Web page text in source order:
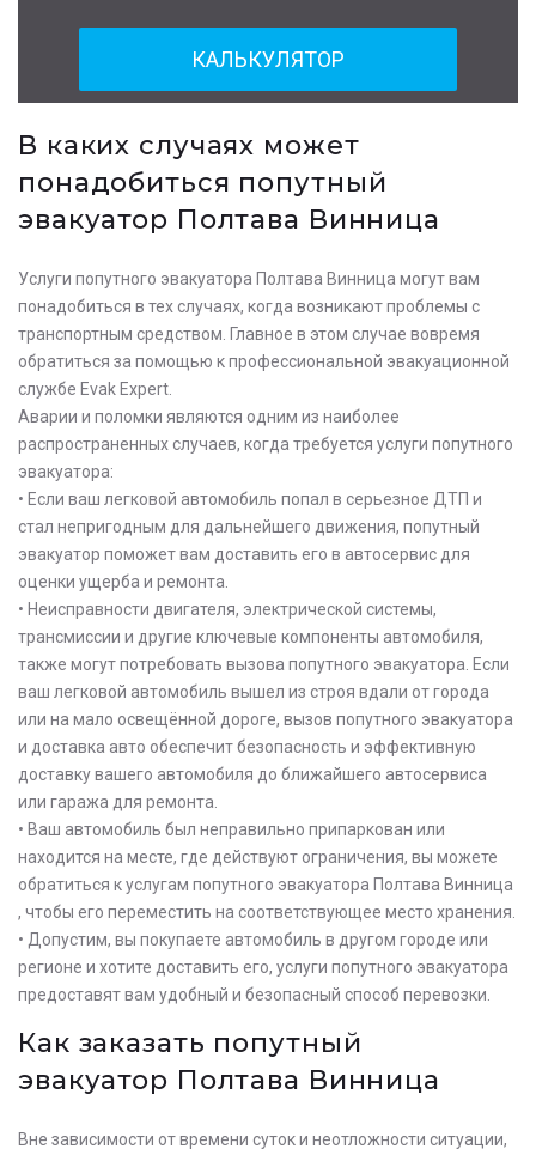
КАЛЬКУЛЯТОР
В каких случаях может
понадобиться попутный
эвакуатор Полтава Винница
Услуги попутного эвакуатора Полтава Винница могут вам
понадобиться в тех случаях, когда возникают проблемы с
транспортным средством. Главное в этом случае вовремя
обратиться за помощью к профессиональной эвакуационной
службе Evak Expert.
Аварии и поломки являются одним из наиболее
распространенных случаев, когда требуется услуги попутного
эвакуатора:
• Если ваш легковой автомобиль попал в серьезное ДТП и
стал непригодным для дальнейшего движения, попутный
эвакуатор поможет вам доставить его в автосервис для
оценки ущерба и ремонта.
• Неисправности двигателя, электрической системы,
трансмиссии и другие ключевые компоненты автомобиля,
также могут потребовать вызова попутного эвакуатора. Если
ваш легковой автомобиль вышел из строя вдали от города
или на мало освещённой дороге, вызов попутного эвакуатора
и доставка авто обеспечит безопасность и эффективную
доставку вашего автомобиля до ближайшего автосервиса
или гаража для ремонта.
• Ваш автомобиль был неправильно припаркован или
находится на месте, где действуют ограничения, вы можете
обратиться к услугам попутного эвакуатора Полтава Винница
, чтобы его переместить на соответствующее место хранения.
• Допустим, вы покупаете автомобиль в другом городе или
регионе и хотите доставить его, услуги попутного эвакуатора
предоставят вам удобный и безопасный способ перевозки.
Как заказать попутный
эвакуатор Полтава Винница
Вне зависимости от времени суток и неотложности ситуации,